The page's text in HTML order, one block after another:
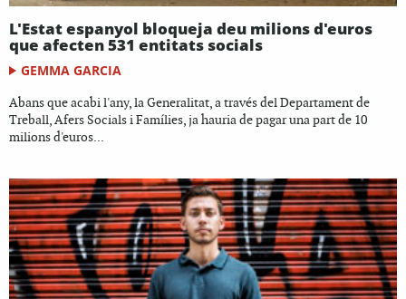
L'Estat espanyol bloqueja deu milions d'euros
que afecten 531 entitats socials
GEMMA GARCIA
Abans que acabi l'any, la Generalitat, a través del Departament de
Treball, Afers Socials i Famílies, ja hauria de pagar una part de 10
milions d'euros...